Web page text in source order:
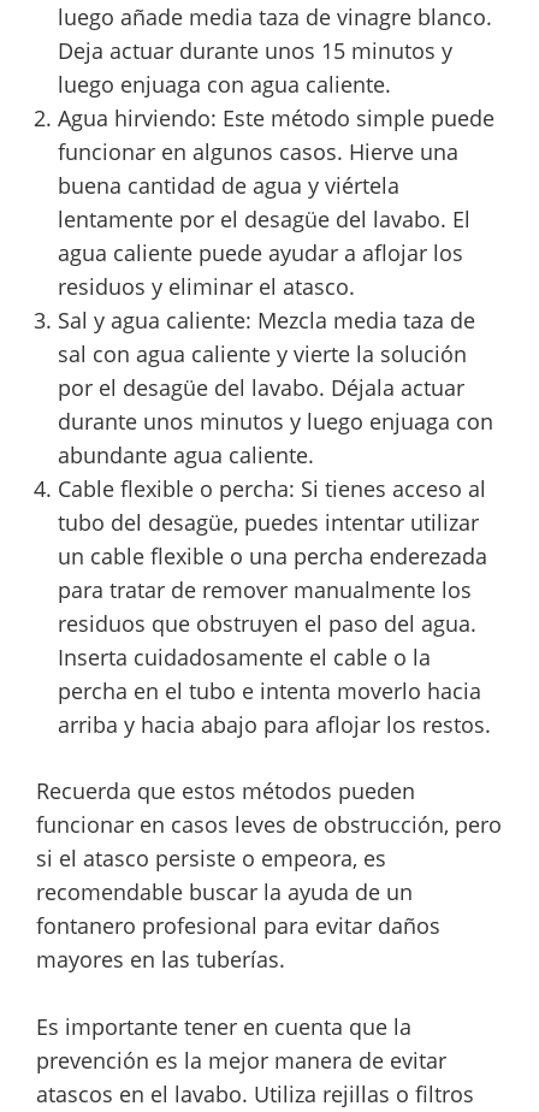
luego añade media taza de vinagre blanco.
Deja actuar durante unos 15 minutos y
luego enjuaga con agua caliente.
Agua hirviendo: Este método simple puede
funcionar en algunos casos. Hierve una
buena cantidad de agua y viértela
lentamente por el desagüe del lavabo. El
agua caliente puede ayudar a aflojar los
residuos y eliminar el atasco.
Sal y agua caliente: Mezcla media taza de
sal con agua caliente y vierte la solución
por el desagüe del lavabo. Déjala actuar
durante unos minutos y luego enjuaga con
abundante agua caliente.
Cable flexible o percha: Si tienes acceso al
tubo del desagüe, puedes intentar utilizar
un cable flexible o una percha enderezada
para tratar de remover manualmente los
residuos que obstruyen el paso del agua.
Inserta cuidadosamente el cable o la
percha en el tubo e intenta moverlo hacia
arriba y hacia abajo para aflojar los restos.
Recuerda que estos métodos pueden
funcionar en casos leves de obstrucción, pero
si el atasco persiste o empeora, es
recomendable buscar la ayuda de un
fontanero profesional para evitar daños
mayores en las tuberías.
Es importante tener en cuenta que la
prevención es la mejor manera de evitar
atascos en el lavabo. Utiliza rejillas o filtros